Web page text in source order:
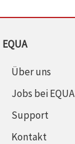
EQUA
Über uns
Jobs bei EQUA
Support
Kontakt